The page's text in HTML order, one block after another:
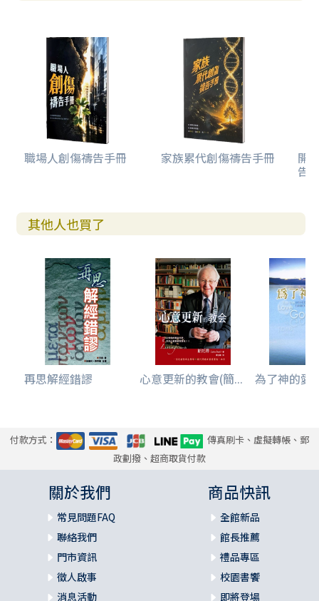
職場人創傷禱告手冊 家族累代創傷禱告手冊 開
告(
其他人也買了
再思解經錯謬 心意更新的教會(簡... 為了神的愛
付款方式：
傳真刷卡、虛擬轉帳、郵
政劃撥、超商取貨付款
關於我們
常見問題FAQ
聯絡我們
門市資訊
徵人啟事
消息活動
商品快訊
全館新品
館長推薦
禮品專區
校園書饗
即將登場